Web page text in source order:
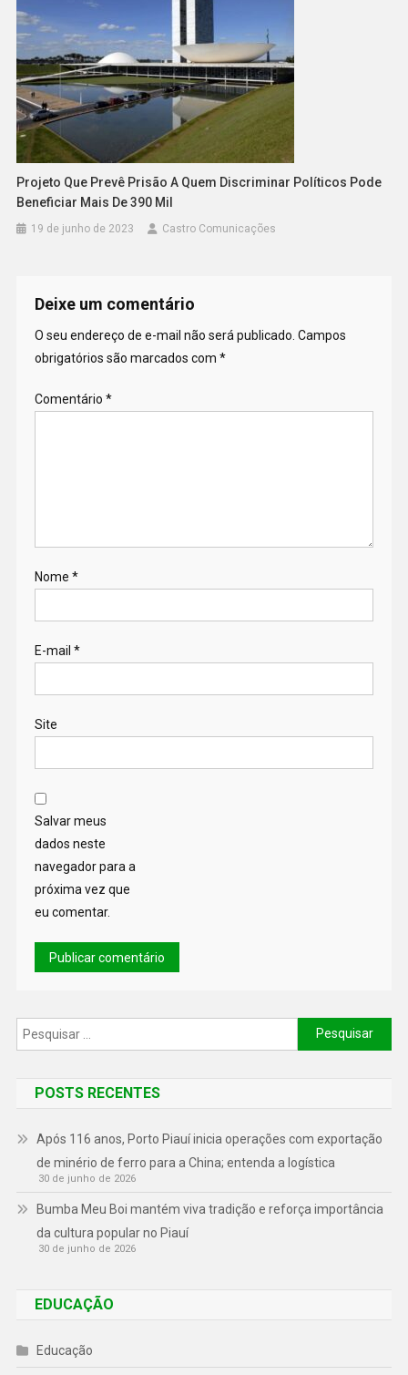
Projeto Que Prevê Prisão A Quem Discriminar Políticos Pode
Beneficiar Mais De 390 Mil
19 de junho de 2023 Castro Comunicações
Deixe um comentário
O seu endereço de e-mail não será publicado. Campos
obrigatórios são marcados com *
Comentário *
Nome *
E-mail *
Site
Salvar meus
dados neste
navegador para a
próxima vez que
eu comentar.
POSTS RECENTES
Após 116 anos, Porto Piauí inicia operações com exportação
de minério de ferro para a China; entenda a logística
30 de junho de 2026
Bumba Meu Boi mantém viva tradição e reforça importância
da cultura popular no Piauí
30 de junho de 2026
EDUCAÇÃO
Educação